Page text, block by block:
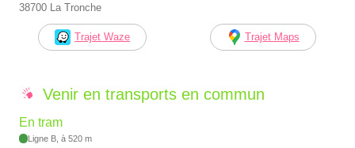
38700 La Tronche
Trajet Waze Trajet Maps
Venir en transports en commun
En tram
Ligne B, à 520 m